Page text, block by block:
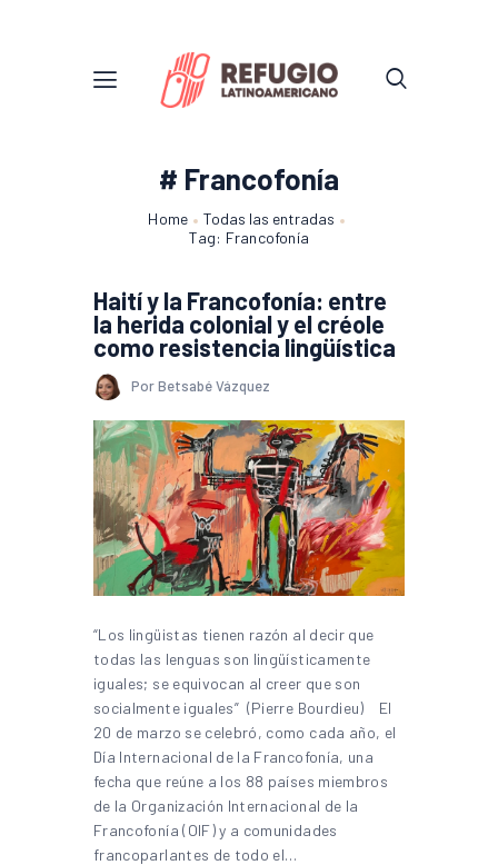
# Francofonía
Home
Todas las entradas
Tag: Francofonía
Haití y la Francofonía: entre
la herida colonial y el créole
como resistencia lingüística
Por Betsabé Vázquez
“Los lingüistas tienen razón al decir que
todas las lenguas son lingüísticamente
iguales; se equivocan al creer que son
socialmente iguales” (Pierre Bourdieu) El
20 de marzo se celebró, como cada año, el
Día Internacional de la Francofonía, una
fecha que reúne a los 88 países miembros
de la Organización Internacional de la
Francofonía (OIF) y a comunidades
francoparlantes de todo el…